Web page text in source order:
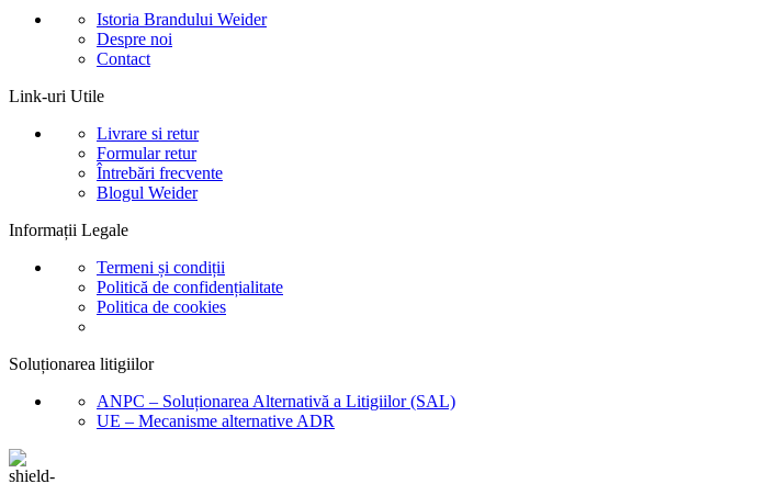
Istoria Brandului Weider
Despre noi
Contact
Link-uri Utile
Livrare si retur
Formular retur
Întrebări frecvente
Blogul Weider
Informații Legale
Termeni și condiții
Politică de confidențialitate
Politica de cookies
Soluționarea litigiilor
ANPC – Soluționarea Alternativă a Litigiilor (SAL)
UE – Mecanisme alternative ADR